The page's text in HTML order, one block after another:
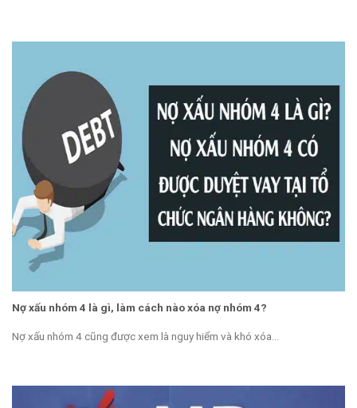
Nợ xấu nhóm 4 là gì, làm cách nào xóa nợ nhóm 4?
Nợ xấu nhóm 4 cũng được xem là nguy hiểm và khó xóa...